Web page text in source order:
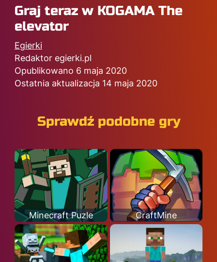
Graj teraz w KOGAMA The
elevator
Egierki
Redaktor egierki.pl
Opublikowano 6 maja 2020
Ostatnia aktualizacja 14 maja 2020
Sprawdź podobne gry
Minecraft Puzle CraftMine